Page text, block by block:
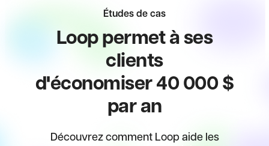
Études de cas
Loop permet à ses
clients
d'économiser 40 000 $
par an
Découvrez comment Loop aide les